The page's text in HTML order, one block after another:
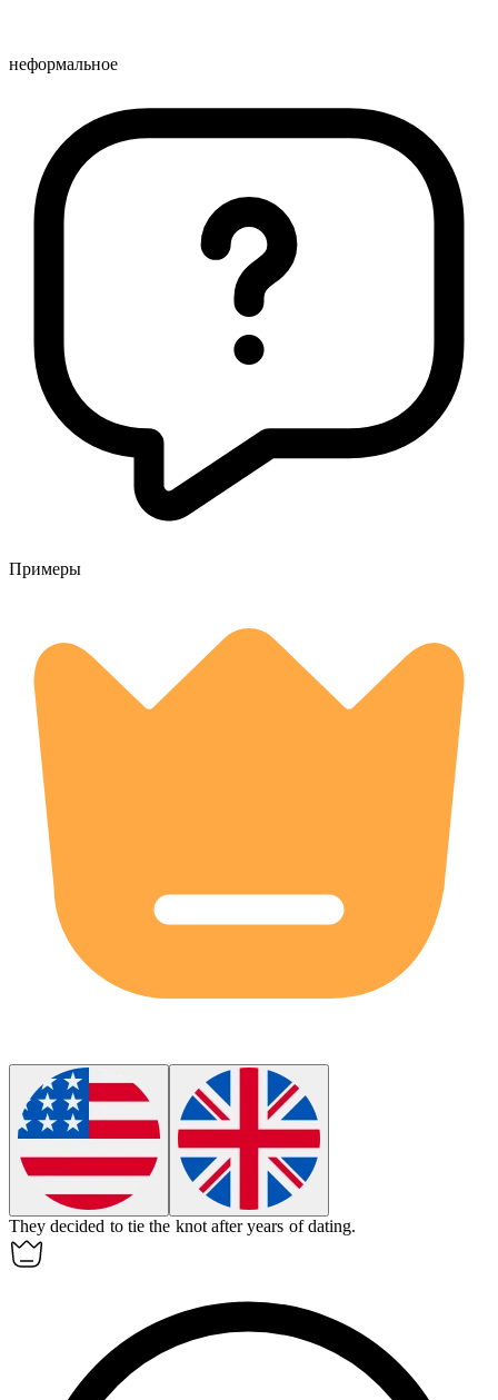
неформальное
Примеры
They decided to tie the knot after years of dating.